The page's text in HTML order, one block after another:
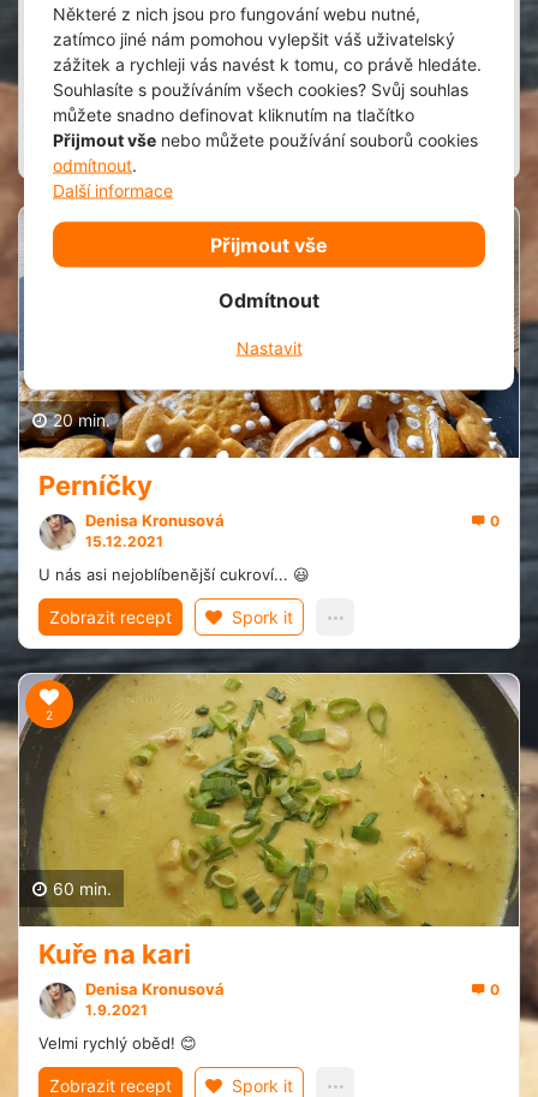
Některé z nich jsou pro fungování webu nutné,
zatímco jiné nám pomohou vylepšit váš uživatelský
zážitek a rychleji vás navést k tomu, co právě hledáte.
Souhlasíte s používáním všech cookies? Svůj souhlas
můžete snadno definovat kliknutím na tlačítko
Přijmout vše nebo můžete používání souborů cookies
odmítnout.
Další informace
Přijmout vše
Odmítnout
Nastavit
Voňavé kuřecí paličky
Denisa Kronusová
24.1.2022
Extrémně jednoduchý a rychlý!
Zobrazit recept Spork it
20 min.
Perníčky
0
Denisa Kronusová
15.12.2021
U nás asi nejoblíbenější cukroví... 😃
Zobrazit recept Spork it
60 min.
2
Kuře na kari
0
Denisa Kronusová
1.9.2021
Velmi rychlý oběd! 😊
Zobrazit recept Spork it